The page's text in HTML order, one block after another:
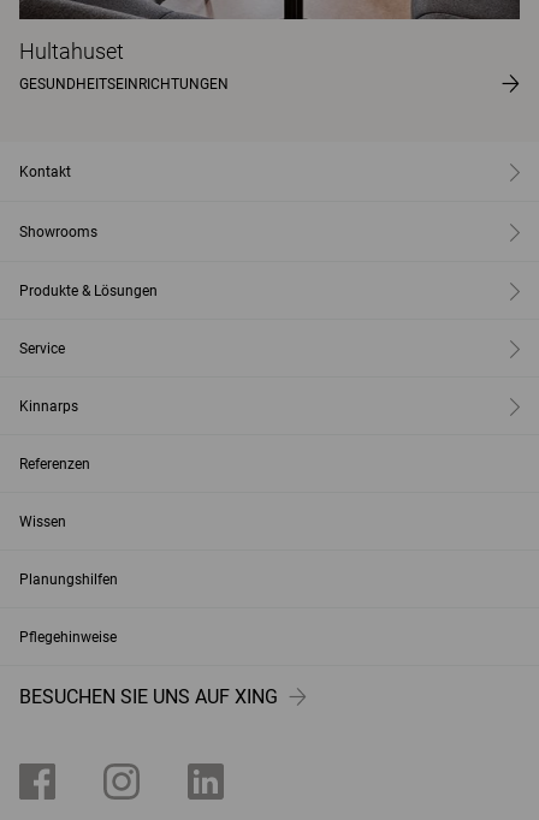
Hultahuset
GESUNDHEITSEINRICHTUNGEN
Kontakt
Showrooms
Produkte & Lösungen
Service
Kinnarps
Referenzen
Wissen
Planungshilfen
Pflegehinweise
BESUCHEN SIE UNS AUF XING